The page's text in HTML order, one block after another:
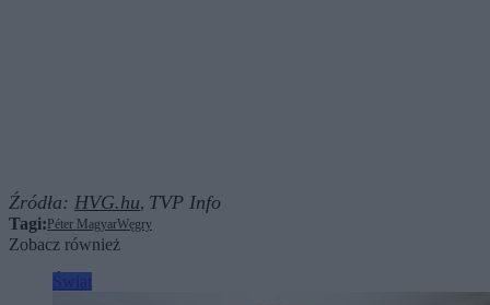
Źródła: HVG.hu, TVP Info
Tagi: Péter MagyarWęgry
Zobacz również